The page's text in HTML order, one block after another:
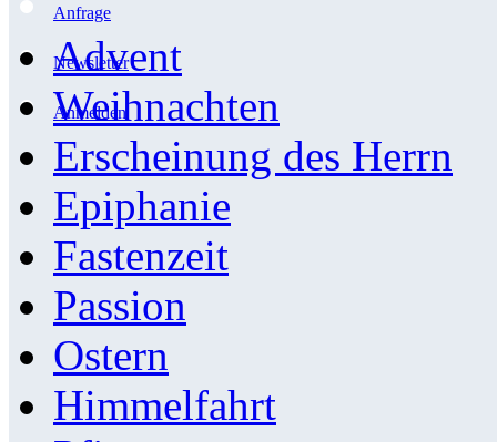
Anfrage
Newsletter
Anmelden
Advent
Weihnachten
Erscheinung des Herrn
Epiphanie
Fastenzeit
Passion
Ostern
Himmelfahrt